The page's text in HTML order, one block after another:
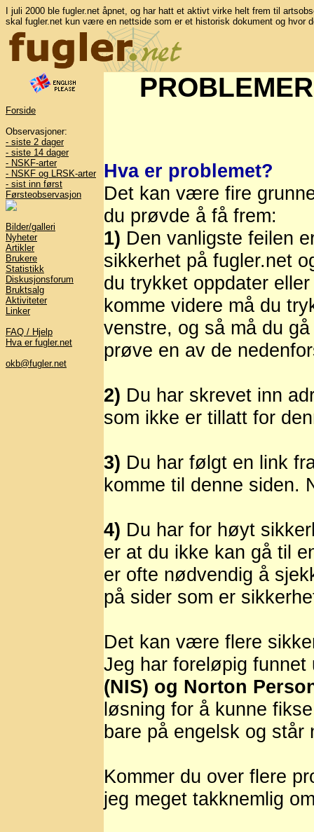
I juli 2000 ble fugler.net åpnet, og har hatt et aktivt virke helt frem til
skal fugler.net kun være en nettside som er et historisk dokument og hvor
Forside
Observasjoner:
- siste 2 dager
- siste 14 dager
- NSKF-arter
- NSKF og LRSK-arter
- sist inn først
Førsteobservasjon
Bilder/galleri
Nyheter
Artikler
Brukere
Statistikk
Diskusjonsforum
Bruktsalg
Aktiviteter
Linker
FAQ / Hjelp
Hva er fugler.net
okb@fugler.net
Hva er problemet?
Det kan være fire
du prøvde å få frem:
1) Den vanligste feilen
sikkerhet på fugler.net
du trykket oppdater
komme videre må du
venstre, og så må du
prøve en av de
2) Du har skrevet inn
som ikke er tillatt for
3) Du har følgt en link
komme til denne siden.
4) Du har for høyt
er at du ikke kan gå til
er ofte nødvendig å
på sider som er
Det kan være flere
Jeg har foreløpig
(NIS) og Norton
løsning for å kunne
bare på engelsk og står
Kommer du over flere
jeg meget takknemlig